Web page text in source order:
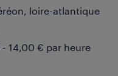
loire-atlantique
14,00 € par heure